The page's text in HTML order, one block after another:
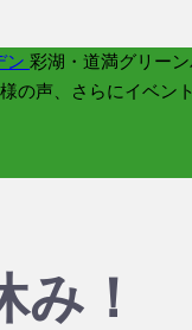
ン 彩湖・道満グリー
の声、さらにイベン
み！